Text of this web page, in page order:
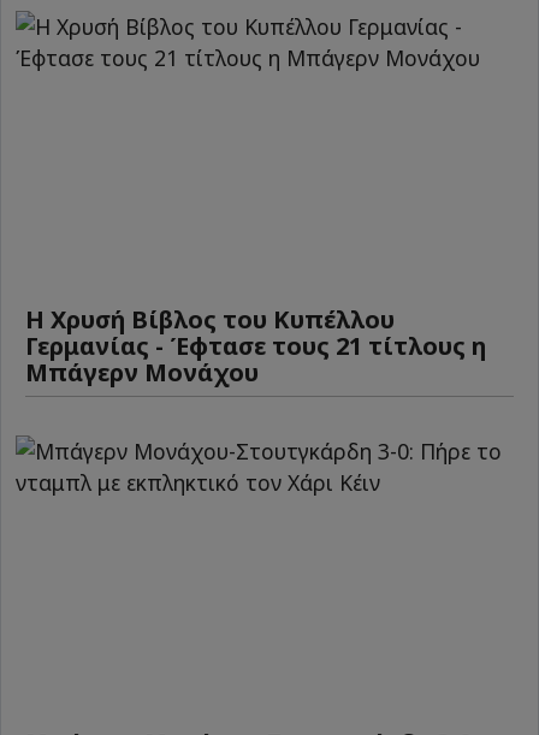
Η Χρυσή Βίβλος του Κυπέλλου
Γερμανίας - Έφτασε τους 21 τίτλους η
Μπάγερν Μονάχου